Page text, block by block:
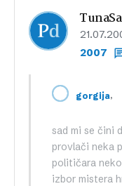
2007
gorgija,
sad mi se čini
provlači neka
političara
izbor mistera